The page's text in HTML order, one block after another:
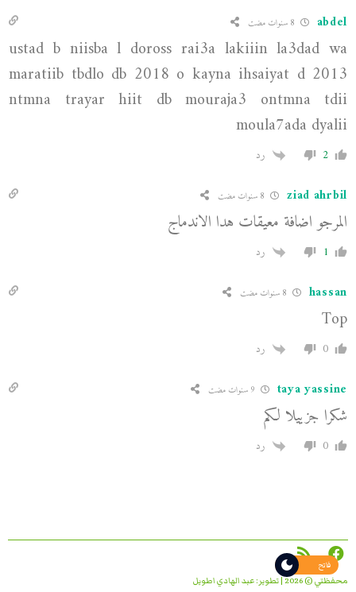
abdel
ustad b niisba l doross rai3a lakiiin la3dad wa
maratiib tbdlo db 2018 o kayna ihsaiyat d 2013
ntmna trayar hiit db mouraja3 ontmna tdii
moula7ada dyalii
2 رد
ziad ahrbil
المرجو اضافة معيقات هدا الاندماج
1 رد
hassan
Top
0 رد
taya yassine
شكرا جزييلا لكم
0 رد
محفظتي © 2026 | تطوير: عبد الهادي اطويل
فاتح